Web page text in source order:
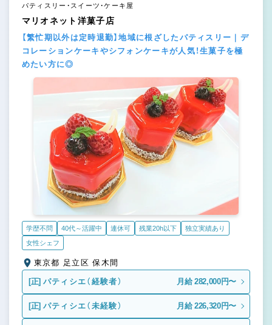
パティスリー・スイーツ・ケーキ屋
マリオネット洋菓子店
【繁忙期以外は定時退勤】地域に根ざしたパティスリー｜デ
コレーションケーキやシフォンケーキが人気！生菓子を極
めたい方に◎
学歴不問 40代～活躍中 連休可 残業20h以下
独立実績あり
女性シェフ
東京都 足立区 保木間
[正] パティシエ（経験者） 月給 282,000円〜
[正] パティシエ（未経験） 月給 226,320円〜